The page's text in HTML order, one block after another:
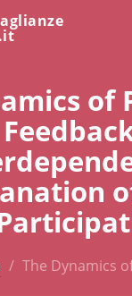
of
The Dynamics